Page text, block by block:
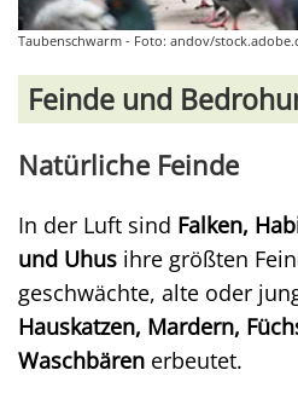
Taubenschwarm - Foto: andov/
Feinde und
Natürliche Feinde
In der Luft sind Falken,
und Uhus ihre größten
geschwächte, alte oder
Hauskatzen, Mardern,
Waschbären erbeutet.